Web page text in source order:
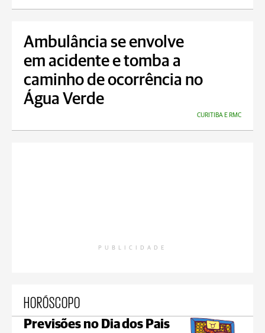
Ambulância se envolve
em acidente e tomba a
caminho de ocorrência no
Água Verde
CURITIBA E RMC
PUBLICIDADE
HORÓSCOPO
Previsões no Dia dos Pais